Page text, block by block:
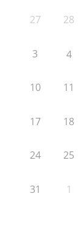
27 28
3 4
10 11
17 18
24 25
31 1